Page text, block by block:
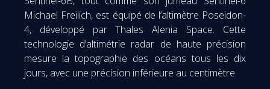
Michael Freilich, est équipé de l’altimètre Poseidon-
4, développé par Thales Alenia Space. Cette
technologie d’altimétrie radar de haute précision
mesure la topographie des océans tous les dix
jours, avec une précision inférieure au centimètre.